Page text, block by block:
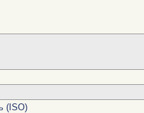
(ISO)